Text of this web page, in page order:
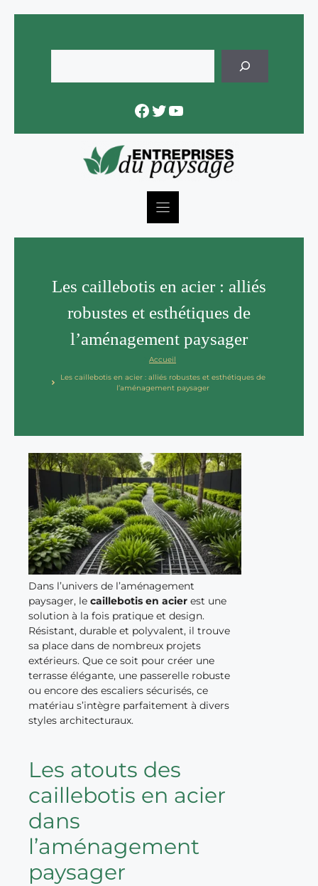
content
Facebook
Twitter
YouTube
Les caillebotis en acier : alliés
robustes et esthétiques de
l’aménagement paysager
Accueil
Les caillebotis en acier : alliés robustes et esthétiques de
l’aménagement paysager
Dans l’univers de l’aménagement
paysager, le caillebotis en acier est une
solution à la fois pratique et design.
Résistant, durable et polyvalent, il trouve
sa place dans de nombreux projets
extérieurs. Que ce soit pour créer une
terrasse élégante, une passerelle robuste
ou encore des escaliers sécurisés, ce
matériau s’intègre parfaitement à divers
styles architecturaux.
Les atouts des
caillebotis en acier
dans
l’aménagement
paysager